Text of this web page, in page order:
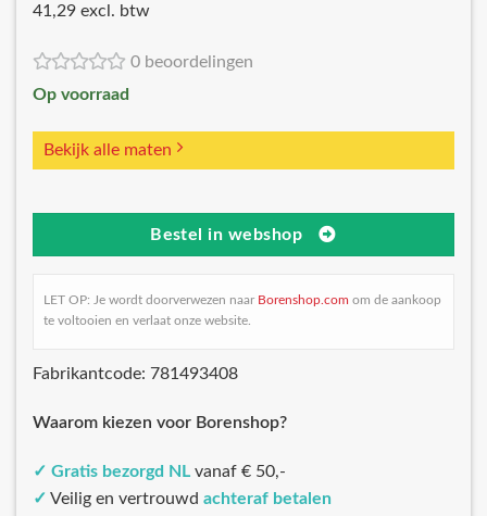
41,29 excl. btw
0 beoordelingen
Op voorraad
Bekijk alle maten
Bestel in webshop
LET OP: Je wordt doorverwezen naar Borenshop.com om de aankoop
te voltooien en verlaat onze website.
Fabrikantcode: 781493408
Waarom kiezen voor Borenshop?
✓ Gratis bezorgd NL vanaf € 50,-
✓ Veilig en vertrouwd achteraf betalen